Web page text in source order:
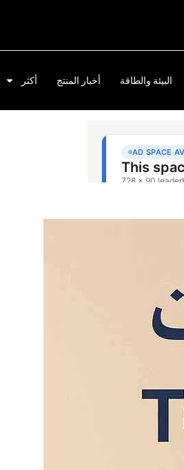
البيئة والطاقة أخبار المنتج أكثر